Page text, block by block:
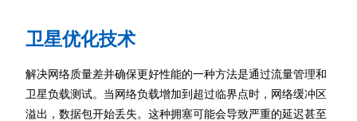
卫星优化技术
解决网络质量差并确保更好性能的一种方法是通过流量管理和
卫星负载测试。当网络负载增加到超过临界点时，网络缓冲区
溢出，数据包开始丢失。这种拥塞可能会导致严重的延迟甚至